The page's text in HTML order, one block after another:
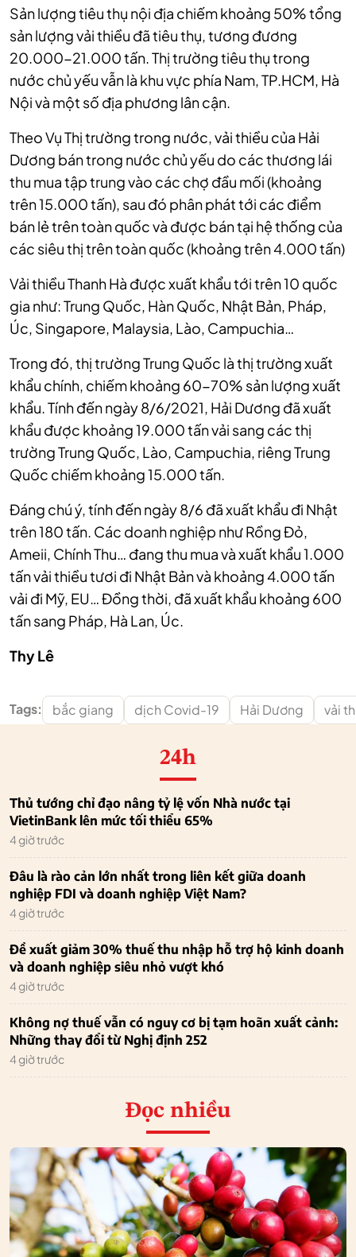
Sản lượng tiêu thụ nội địa chiếm khoảng 50% tổng
sản lượng vải thiều đã tiêu thụ, tương đương
20.000-21.000 tấn. Thị trường tiêu thụ trong
nước chủ yếu vẫn là khu vực phía Nam, TP.HCM, Hà
Nội và một số địa phương lân cận.
Theo Vụ Thị trường trong nước, vải thiều của Hải
Dương bán trong nước chủ yếu do các thương lái
thu mua tập trung vào các chợ đầu mối (khoảng
trên 15.000 tấn), sau đó phân phát tới các điểm
bán lẻ trên toàn quốc và được bán tại hệ thống của
các siêu thị trên toàn quốc (khoảng trên 4.000 tấn)
Vải thiều Thanh Hà được xuất khẩu tới trên 10 quốc
gia như: Trung Quốc, Hàn Quốc, Nhật Bản, Pháp,
Úc, Singapore, Malaysia, Lào, Campuchia…
Trong đó, thị trường Trung Quốc là thị trường xuất
khẩu chính, chiếm khoảng 60-70% sản lượng xuất
khẩu. Tính đến ngày 8/6/2021, Hải Dương đã xuất
khẩu được khoảng 19.000 tấn vải sang các thị
trường Trung Quốc, Lào, Campuchia, riêng Trung
Quốc chiếm khoảng 15.000 tấn.
Đáng chú ý, tính đến ngày 8/6 đã xuất khẩu đi Nhật
trên 180 tấn. Các doanh nghiệp như Rồng Đỏ,
Ameii, Chính Thu… đang thu mua và xuất khẩu 1.000
tấn vải thiều tươi đi Nhật Bản và khoảng 4.000 tấn
vải đi Mỹ, EU… Đồng thời, đã xuất khẩu khoảng 600
tấn sang Pháp, Hà Lan, Úc.
Thy Lê
Tags: bắc giang dịch Covid-19 Hải Dương vải
24h
Thủ tướng chỉ đạo nâng tỷ lệ vốn Nhà nước tại
VietinBank lên mức tối thiểu 65%
4 giờ trước
Đâu là rào cản lớn nhất trong liên kết giữa doanh
nghiệp FDI và doanh nghiệp Việt Nam?
4 giờ trước
Đề xuất giảm 30% thuế thu nhập hỗ trợ hộ kinh doanh
và doanh nghiệp siêu nhỏ vượt khó
4 giờ trước
Không nợ thuế vẫn có nguy cơ bị tạm hoãn xuất cảnh:
Những thay đổi từ Nghị định 252
4 giờ trước
Đọc nhiều